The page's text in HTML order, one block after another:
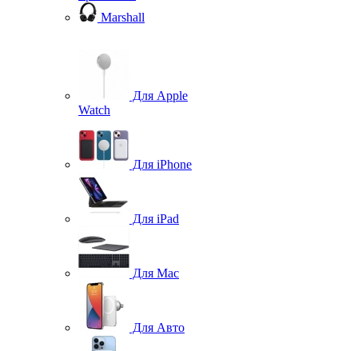
Marshall
Для Apple
Watch
Для iPhone
Для iPad
Для Mac
Для Авто